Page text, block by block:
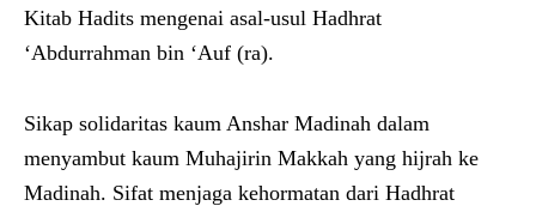
Kitab Hadits mengenai asal-usul Hadhrat
‘Abdurrahman bin ‘Auf (ra).
Sikap solidaritas kaum Anshar Madinah dalam
menyambut kaum Muhajirin Makkah yang hijrah ke
Madinah. Sifat menjaga kehormatan dari Hadhrat